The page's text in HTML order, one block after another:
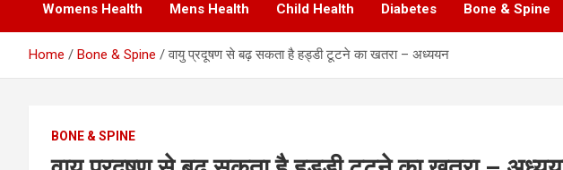
Womens Health Mens Health Child Health Diabetes Bone & Spine
Home Bone & Spine वायु प्रदूषण से बढ़ सकता है हड्डी टूटने का खतरा – अध्ययन
BONE & SPINE